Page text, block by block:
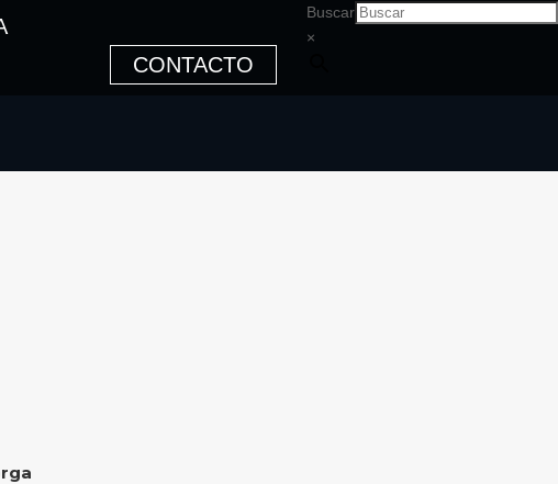
CONTACTO
Buscar
×